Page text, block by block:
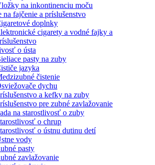
na inkontinenciu moču
na fajčenie a príslušenstvo
doplnky
cigarety a vodné fajky a
o ústa
pasty na zuby
jazyka
čistenie
dychu
a kefky na zuby
pre zubné zavlažovanie
na starostlivosť o zuby
o chrup
o ústnu dutinu detí
vody
pasty
zavlažovanie